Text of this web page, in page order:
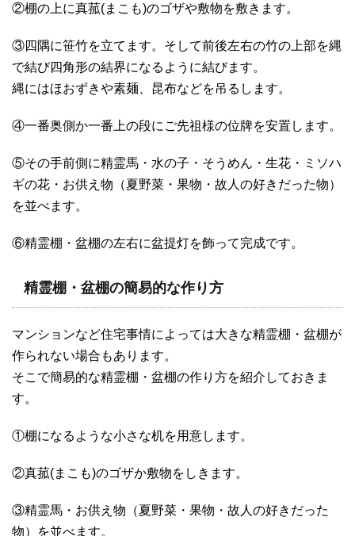
②棚の上に真菰(まこも)のゴザや敷物を敷きます。
③四隅に笹竹を立てます。そして前後左右の竹の上部を縄
で結び四角形の結界になるように結びます。
縄にはほおずきや素麺、昆布などを吊るします。
④一番奥側か一番上の段にご先祖様の位牌を安置します。
⑤その手前側に精霊馬・水の子・そうめん・生花・ミソハ
ギの花・お供え物（夏野菜・果物・故人の好きだった物）
を並べます。
⑥精霊棚・盆棚の左右に盆提灯を飾って完成です。
精霊棚・盆棚の簡易的な作り方
マンションなど住宅事情によっては大きな精霊棚・盆棚が
作られない場合もあります。
そこで簡易的な精霊棚・盆棚の作り方を紹介しておきま
す。
①棚になるような小さな机を用意します。
②真菰(まこも)のゴザか敷物をしきます。
③精霊馬・お供え物（夏野菜・果物・故人の好きだった
物）を並べます。